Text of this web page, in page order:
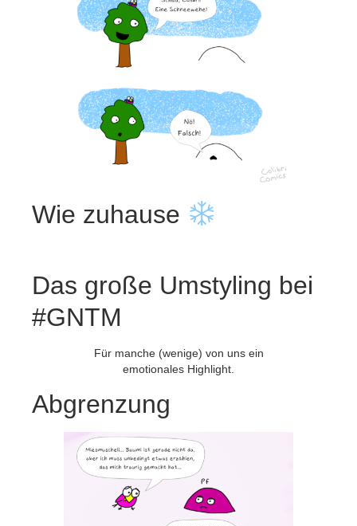
Wie zuhause
Das große Umstyling bei
#GNTM
Für manche (wenige) von uns ein
emotionales Highlight.
Abgrenzung